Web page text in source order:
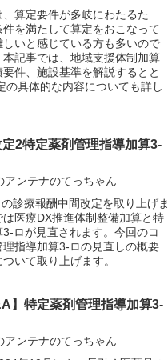
算定要件が多岐にわたるた
を満たして算定をおこなって
いと感じている方も多いので
記事では、地域支援体制加算
件、施設基準を解説するとと
の具体的な内容についても詳し
2特定薬剤管理指導加算3-
アンテナのてっちゃん
診療報酬中間改定を取り上げま
医療DX推進体制整備加算と特
ロが見直されます。今回のコ
指導加算3-ロの見直しの概要
いて取り上げます。
】特定薬剤管理指導加算3-
アンテナのてっちゃん